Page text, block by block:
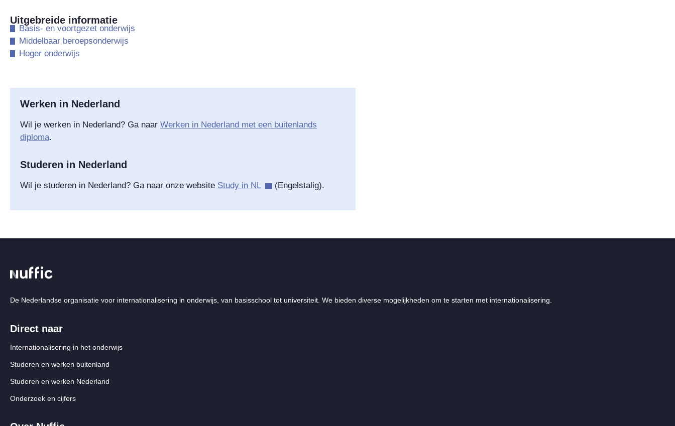
Uitgebreide informatie
​Basis- en voortgezet onderwijs
​Middelbaar beroepsonderwijs
​Hoger onderwijs
Werken in Nederland
Wil je werken in Nederland? Ga naar Werken in Nederland met een buitenlands
diploma.
Studeren in Nederland
Wil je studeren in Nederland? Ga naar onze website Study in NL (Engelstalig).
De Nederlandse organisatie voor internationalisering in onderwijs, van basisschool tot universiteit. We bieden diverse mogelijkheden om te starten met internationalisering.
Direct naar
Internationalisering in het onderwijs
Studeren en werken buitenland
Studeren en werken Nederland
Onderzoek en cijfers